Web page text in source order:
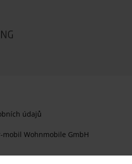
údajů
mobil Wohnmobile GmbH